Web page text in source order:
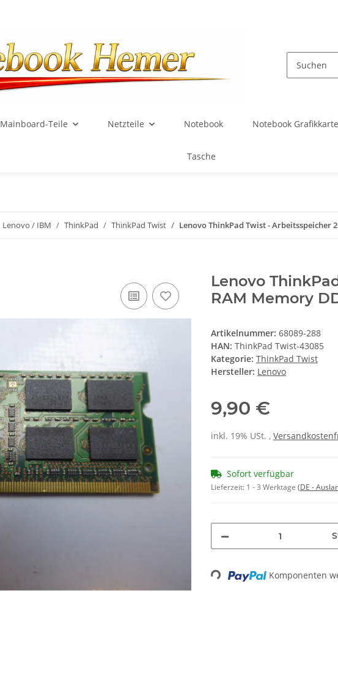
Mainboard-Teile Netzteile Notebook Notebook
Tasche
Lenovo / IBM ThinkPad ThinkPad Twist Lenovo ThinkPad Twist - Arbeitsspeicher
Lenovo
RAM Memory
Artikelnummer: 68089-288
HAN: ThinkPad Twist-43085
Kategorie: ThinkPad Twist
Hersteller: Lenovo
9,90 €
inkl. 19% USt. ,
Sofort verfügbar
Lieferzeit: 1 - 3 Werktage (DE -
Loading... Komponenten